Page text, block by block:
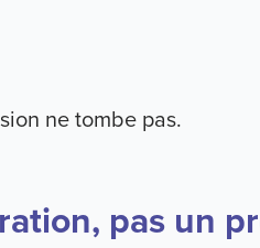
ne tombe pas.
pas un